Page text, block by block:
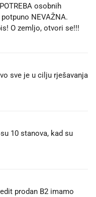
osobnih
NEVAŽNA.
O zemljo, otvori se!!!
sve je u cilju rješavanja
10 stanova, kad su
prodan B2 imamo